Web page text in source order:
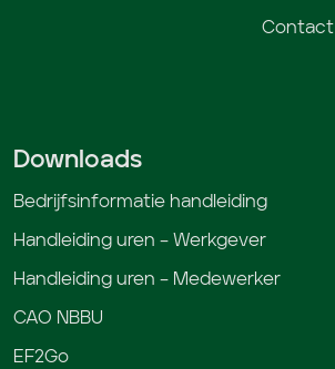
Contact
Downloads
Bedrijfsinformatie handleiding
Handleiding uren – Werkgever
Handleiding uren – Medewerker
CAO NBBU
EF2Go